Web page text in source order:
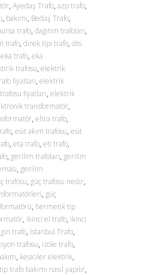
, Ayedaş Trafo, azp trafo,
, bakımı, Bedaş Trafo,
trafo, dağıtım trafoları,
trafo, direk tipi trafo, dts
eka trafo, eka
trafosu, elektrik
fiyatları, elektrik
fiyatları, elektrik
transformatör,
, eltra trafo,
, esit akım trafosu, esit
, eta trafo, eti trafo,
, gerilim trafoları, gerilim
, gerilim
trafosu, güç trafosu nedir,
, güç
, hermetik tip
, ikinci el trafo, ikinci
trafo, İstanbul Trafo,
trafosu, izole trafo,
, kesiciler elektrik,
trafo bakımı nasıl yapılır,